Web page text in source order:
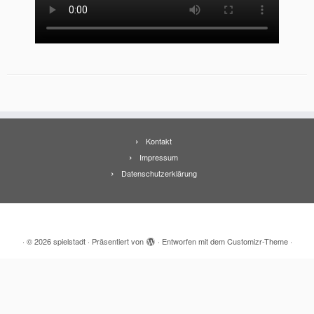
Kontakt
Impressum
Datenschutzerklärung
· © 2026 spielstadt· Präsentiert von · Entworfen mit demCustomizr-Theme·